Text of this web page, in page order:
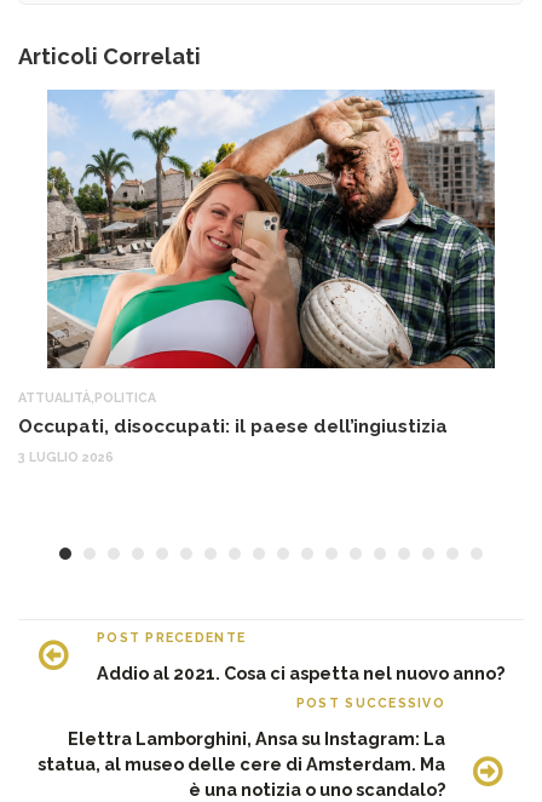
Articoli Correlati
ATTUALITÀ POLITICA
Occupati, disoccupati: il paese dell’ingiustizia
3 LUGLIO 2026
POST PRECEDENTE
Addio al 2021. Cosa ci aspetta nel nuovo anno?
POST SUCCESSIVO
Elettra Lamborghini, Ansa su Instagram: La
statua, al museo delle cere di Amsterdam. Ma
è una notizia o uno scandalo?